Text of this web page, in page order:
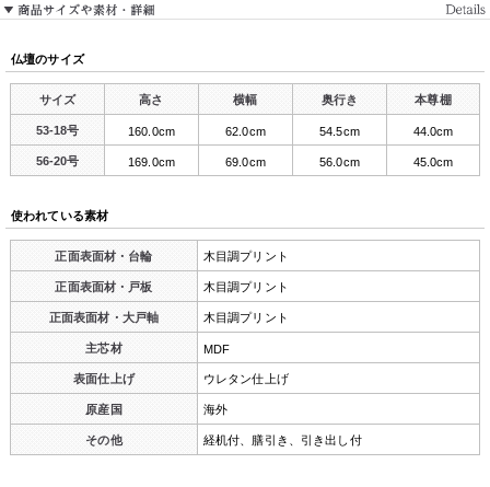
仏壇のサイズ
サイズ 高さ 横幅 奥行き 本尊棚
53-18号 160.0cm 62.0cm 54.5cm 44.0cm
56-20号 169.0cm 69.0cm 56.0cm 45.0cm
使われている素材
正面表面材・台輪 木目調プリント
正面表面材・戸板 木目調プリント
正面表面材・大戸軸 木目調プリント
主芯材 MDF
表面仕上げ ウレタン仕上げ
原産国 海外
その他 経机付、膳引き、引き出し付